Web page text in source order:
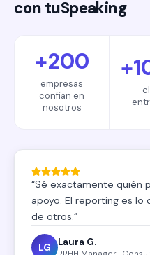
con tuSpeaking
+200
empresas
confían en
nosotros
“Sé exactamente quién
apoyo. El reporting es lo
de otros.”
LG Laura G.